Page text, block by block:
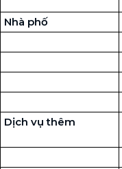
Nhà phố
Dịch vụ thêm